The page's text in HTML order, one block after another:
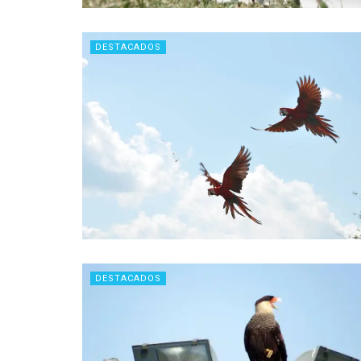
DESTACADOS
DESTACADOS